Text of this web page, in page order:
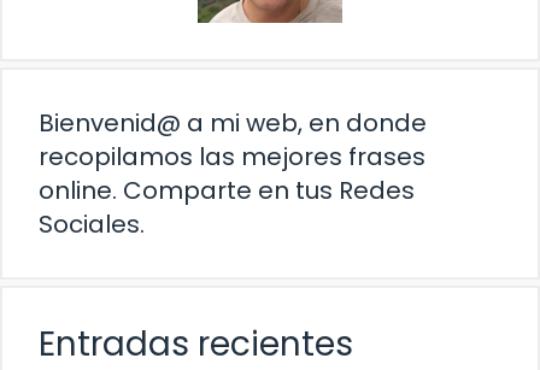
Bienvenid@ a mi web, en donde
recopilamos las mejores frases
online. Comparte en tus Redes
Sociales.
Entradas recientes